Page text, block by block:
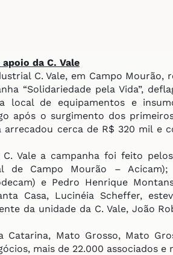
apoio da C. Vale
C. Vale, em Campo Mourão,
“Solidariedade pela Vida”,
local de equipamentos e
após o surgimento dos
cerca de R$ 320 mil e
Vale a campanha foi feito
de Campo Mourão –
e Pedro Henrique
Casa, Lucinéia Scheffer,
da unidade da C. Vale, João
Mato Grosso, Mato
mais de 22.000 associados